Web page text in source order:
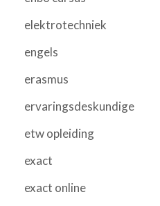
elektrotechniek
engels
erasmus
ervaringsdeskundige
etw opleiding
exact
exact online